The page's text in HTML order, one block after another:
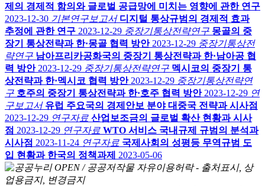
제의 경제적 함의와 글로벌 공급망에 미치는 영향에 관한 연구
2023-12-30 기본연구보고서 디지털 통상규범의 경제적 효과
추정에 관한 연구 2023-12-29 중장기통상전략연구 몽골의 중
장기 통상전략과 한·몽골 협력 방안 2023-12-29 중장기통상전
략연구 남아프리카공화국의 중장기 통상전략과 한·남아공 협
력 방안 2023-12-29 중장기통상전략연구 멕시코의 중장기 통
상전략과 한·멕시코 협력 방안 2023-12-29 중장기통상전략연
구 호주의 중장기 통상전략과 한·호주 협력 방안 2023-12-29 연
구보고서 유럽 주요국의 경제안보 분야 대중국 전략과 시사점
2023-12-29 연구자료 산업보조금의 글로벌 확산 현황과 시사
점 2023-12-29 연구자료 WTO 서비스 국내규제 규범의 분석과
시사점 2023-11-24 연구자료 국제사회의 성평등 무역규범 도
입 현황과 한국의 정책과제
2023-05-06